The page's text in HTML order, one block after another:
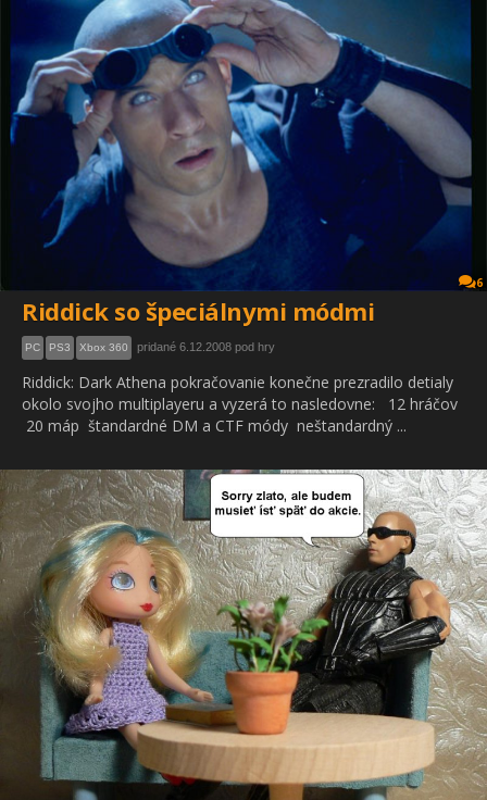
6
Riddick so špeciálnymi módmi
PC PS3 Xbox 360 pridané 6.12.2008 pod hry
Riddick: Dark Athena pokračovanie konečne prezradilo detialy
okolo svojho multiplayeru a vyzerá to nasledovne: 12 hráčov
20 máp štandardné DM a CTF módy neštandardný ...